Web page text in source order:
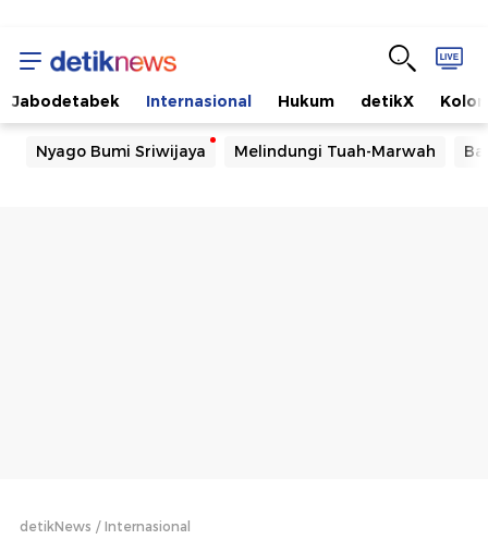
Jabodetabek Internasional Hukum detikX
Nyago Bumi Sriwijaya Melindungi Tuah-Marwah
detikNews Internasional